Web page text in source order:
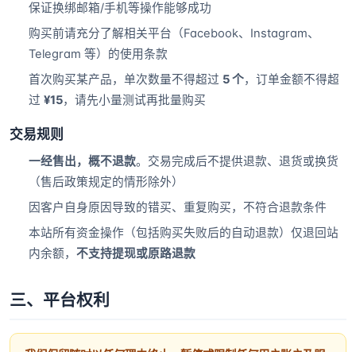
保证换绑邮箱/手机等操作能够成功
购买前请充分了解相关平台（Facebook、Instagram、
Telegram 等）的使用条款
首次购买某产品，单次数量不得超过 5 个，订单金额不得超
过 ¥15，请先小量测试再批量购买
交易规则
一经售出，概不退款。交易完成后不提供退款、退货或换货
（售后政策规定的情形除外）
因客户自身原因导致的错买、重复购买，不符合退款条件
本站所有资金操作（包括购买失败后的自动退款）仅退回站
内余额， 不支持提现或原路退款
三、平台权利